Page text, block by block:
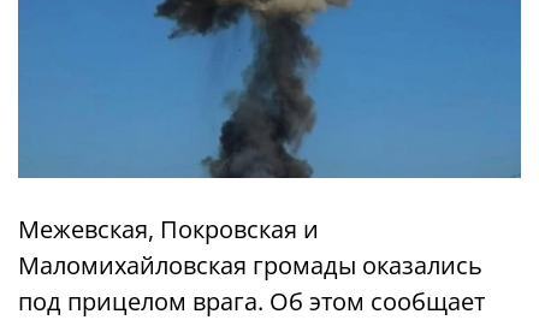
Межевская, Покровская и
Маломихайловская громады оказались
под прицелом врага. Об этом сообщает